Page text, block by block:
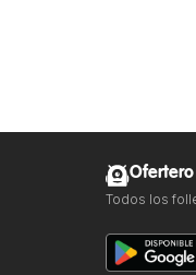
Ofertero
Todos los